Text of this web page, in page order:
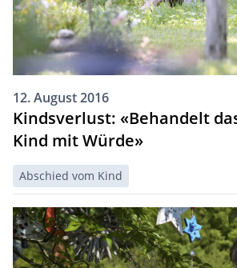
12. August 2016
Kindsverlust: «Behandelt
Kind mit Würde»
Abschied vom Kind